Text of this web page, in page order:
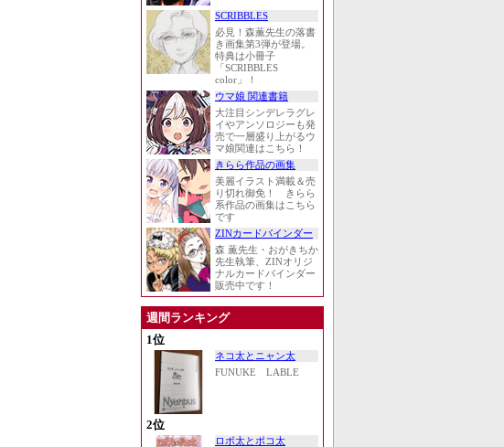
SCRIBBLES
必見！森薫先生の落書
き画集第3弾が登場。
特典は小冊子
「SCRIBBLES
color」！
ウマ娘 関連書籍
大注目シンデレラグレ
イやアンソロジーも発
売で一層盛り上がるウ
マ娘関連はこちら！
きらら作品の画集
美麗イラスト満載＆売
り切れ御免！ きらら
系作品の画集はこちら
です
ZINカードバインダー
森 薫先生・おがきちか
先生執筆、ZINオリジ
ナルカードバインダー
販売中です！
週間ランキング
1位
ネコ太とニャン太
FUNUKE LABLE
2位
ロボ太とポコ太